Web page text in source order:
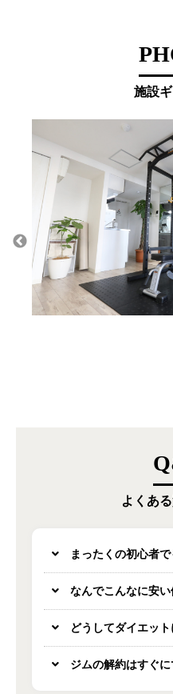
施設
よくあ
まったくの初心者で
なんでこんなに安い
どうしてダイエット
ジムの解約はすぐに